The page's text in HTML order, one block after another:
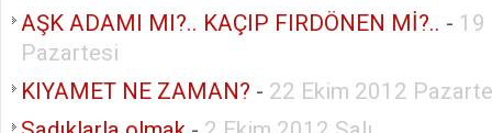
AŞK ADAMI MI?.. KAÇIP FIRDÖNEN Mİ?.. - 19
Pazartesi
KIYAMET NE ZAMAN? - 22 Ekim 2012